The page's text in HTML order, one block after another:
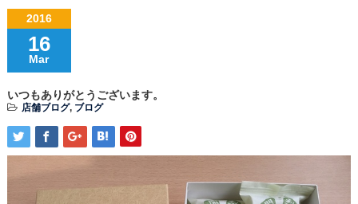
2016
16
Mar
いつもありがとうございます。
店舗ブログ, ブログ